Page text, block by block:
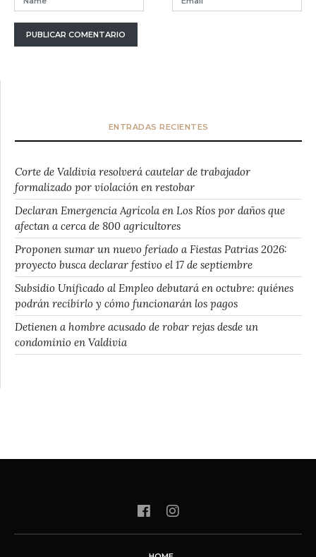
ENTRADAS RECIENTES
Corte de Valdivia resolverá cautelar de trabajador
formalizado por violación en restobar
Declaran Emergencia Agrícola en Los Ríos por daños que
afectan a cerca de 800 agricultores
Proponen sumar un nuevo feriado a Fiestas Patrias 2026:
proyecto busca declarar festivo el 17 de septiembre
Subsidio Unificado al Empleo debutará en octubre: quiénes
podrán recibirlo y cómo funcionarán los pagos
Detienen a hombre acusado de robar rejas desde un
condominio en Valdivia